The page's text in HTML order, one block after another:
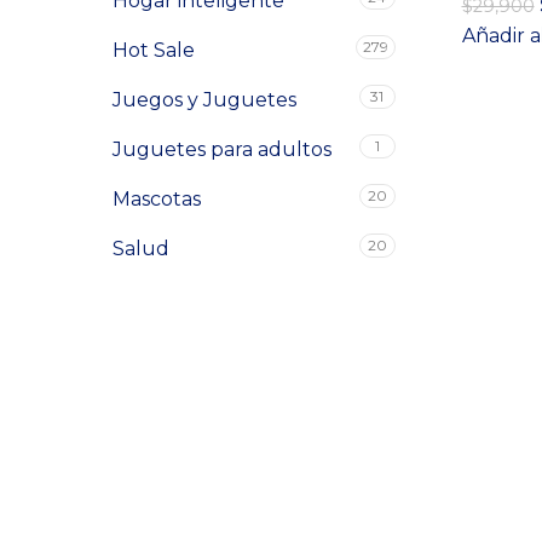
Hot Sale 279
Juegos y Juguetes 31
Juguetes para adultos 1
Mascotas 20
Salud 20
$29,900
Añadir